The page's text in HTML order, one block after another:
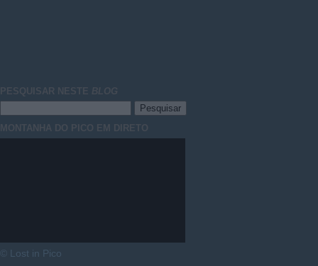
PESQUISAR NESTE BLOG
MONTANHA DO PICO EM DIRETO
© Lost in Pico